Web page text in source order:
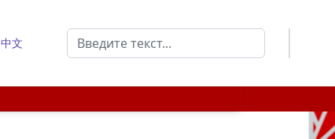
中文
Поиск